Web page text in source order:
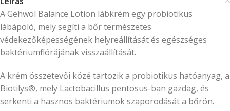
A Gehwol Balance Lotion lábkrém egy probiotikus
lábápoló, mely segíti a bőr természetes
védekezőképességének helyreállítását és egészséges
baktériumflórájának visszaállítását.
A krém összetevői közé tartozik a probiotikus hatóanyag, a
Biotilys®, mely Lactobacillus pentosus-ban gazdag, és
serkenti a hasznos baktériumok szaporodását a bőrön.